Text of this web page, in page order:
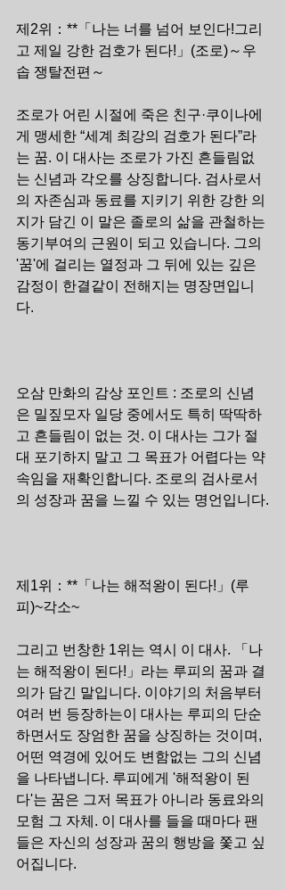
제2위：**「나는 너를 넘어 보인다!그리
고 제일 강한 검호가 된다!」(조로)～우
솝 쟁탈전편～
조로가 어린 시절에 죽은 친구·쿠이나에
게 맹세한 “세계 최강의 검호가 된다”라
는 꿈. 이 대사는 조로가 가진 흔들림없
는 신념과 각오를 상징합니다. 검사로서
의 자존심과 동료를 지키기 위한 강한 의
지가 담긴 이 말은 졸로의 삶을 관철하는
동기부여의 근원이 되고 있습니다. 그의
'꿈'에 걸리는 열정과 그 뒤에 있는 깊은
감정이 한결같이 전해지는 명장면입니
다.
오삼 만화의 감상 포인트 : 조로의 신념
은 밀짚모자 일당 중에서도 특히 딱딱하
고 흔들림이 없는 것. 이 대사는 그가 절
대 포기하지 말고 그 목표가 어렵다는 약
속임을 재확인합니다. 조로의 검사로서
의 성장과 꿈을 느낄 수 있는 명언입니다.
제1위：**「나는 해적왕이 된다!」(루
피)~각소~
그리고 번창한 1위는 역시 이 대사. 「나
는 해적왕이 된다!」라는 루피의 꿈과 결
의가 담긴 말입니다. 이야기의 처음부터
여러 번 등장하는이 대사는 루피의 단순
하면서도 장엄한 꿈을 상징하는 것이며,
어떤 역경에 있어도 변함없는 그의 신념
을 나타냅니다. 루피에게 '해적왕이 된
다'는 꿈은 그저 목표가 아니라 동료와의
모험 그 자체. 이 대사를 들을 때마다 팬
들은 자신의 성장과 꿈의 행방을 쫓고 싶
어집니다.